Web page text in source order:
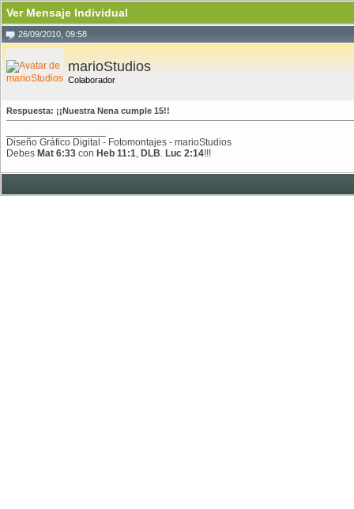
Ver Mensaje Individual
26/09/2010, 09:58
marioStudios
Colaborador
Respuesta: ¡¡Nuestra Nena cumple 15!!
Diseño Gráfico Digital - Fotomontajes - marioStudios
Debes Mat 6:33 con Heb 11:1, DLB. Luc 2:14!!!